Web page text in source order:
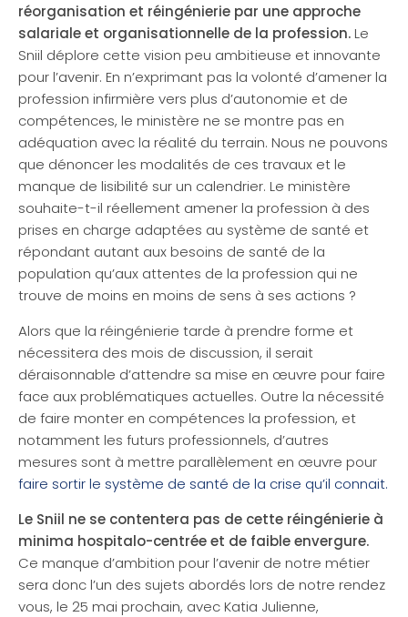
réorganisation et réingénierie par une approche
salariale et organisationnelle de la profession.Le
Sniil déplore cette vision peu ambitieuse et innovante
pour l’avenir. En n’exprimant pas la volonté d’amener la
profession infirmière vers plus d’autonomie et de
compétences, le ministère ne se montre pas en
adéquation avec la réalité du terrain. Nous ne pouvons
que dénoncer les modalités de ces travaux et le
manque de lisibilité sur un calendrier. Le ministère
souhaite-t-il réellement amener la profession à des
prises en charge adaptées au système de santé et
répondant autant aux besoins de santé de la
population qu’aux attentes de la profession qui ne
trouve de moins en moins de sens à ses actions ?
Alors que la réingénierie tarde à prendre forme et
nécessitera des mois de discussion, il serait
déraisonnable d’attendre sa mise en œuvre pour faire
face aux problématiques actuelles. Outre la nécessité
de faire monter en compétences la profession, et
notamment les futurs professionnels, d’autres
mesures sont à mettre parallèlement en œuvre pour
faire sortir le système de santé de la crise qu’il connait.
Le Sniil ne se contentera pas de cette réingénierie à
minima hospitalo-centrée et de faible envergure.
Ce manque d’ambition pour l’avenir de notre métier
sera donc l’un des sujets abordés lors de notre rendez
vous, le 25 mai prochain, avec Katia Julienne,